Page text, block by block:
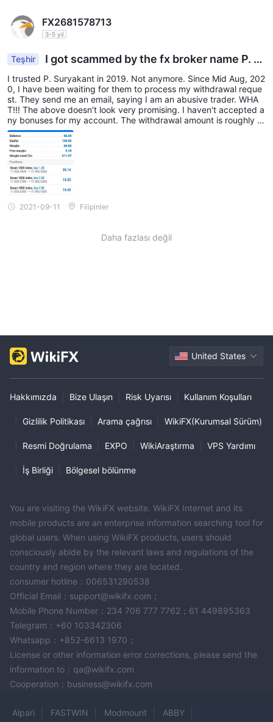
FX2681578713
3-5 yıl
Teşhir
I got scammed by the fx broker name P. S
uryakant
I trusted P. Suryakant in 2019. Not anymore. Since Mid Aug, 202
0, I have been waiting for them to process my withdrawal reque
st. They send me an email, saying I am an abusive trader. WHA
T!!! The above doesn't look very promising. I haven't accepted a
ny bonuses for my account. The withdrawal amount is roughly 1
000$ to my credit card, the same way I have deposited the su
m. At this point, I can only wait for 10 business days, i suppose :-
( I am slowly loosing hope. Looks like a ponzi pyramid scheme,
where they are either waiting for new client money to pay old cli
ent's money (OR) they are short of cash altogether and delaying
bankruptcy.
2021-09-11 Filipinler
Daha fazlası değil
United States
Hakkımızda Bize Ulaşın Risk Uyarısı Kullanım Koşulları
Gizlilik Politikası Arama çağrısı WikiFX(Kurumsal Sürüm)
Resmi Doğrulama EXPO WikiAraştırma VPS Yardımı
İş Birliği Bölgesel bölünme
You are visiting the WikiFX website. WikiFX Internet and its
mobile products are an enterprise information searching tool for
global users. When using WikiFX products, users should
consciously abide by the relevant laws and regulations of the
country and region where they are located.
consumer hotline：006531290538
Official Email：support@wikifx.com；
Mobile Phone Number：234 706 777 7762；61 449895363
Telegram：+60 103342306
Whatsapp：+852-6613 1970；
License or other information error corrections, please send the
information to：qa@wikifx.com
Cooperation：business@wikifx.com
Alpari FASTWIN Modmount ABBY